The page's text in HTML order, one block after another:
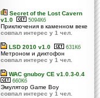
Secret of the Lost Cavern
v1.0
5094Кб
Приключения в каменном веке
совпал интерес у 1 чел.
LSD 2010 v1.0 631Кб
Метроном и диктофон
совпал интерес у 1 чел.
WAC gnuboy CE v1.0.3-0.4
660Кб
Эмулятор Game Boy
совпал интерес у 1 чел.